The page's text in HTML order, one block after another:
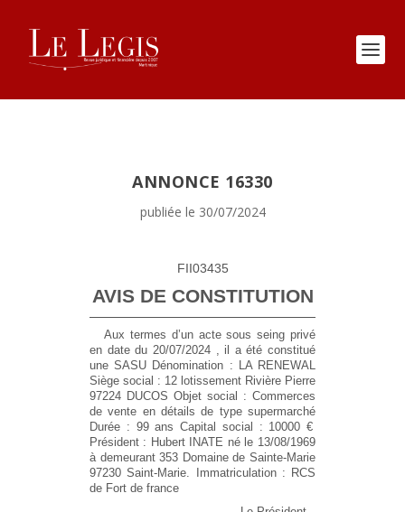
ANNONCE 16330
publiée le 30/07/2024
FII03435
AVIS DE CONSTITUTION
Aux termes d’un acte sous seing privé
en date du 20/07/2024 , il a été constitué
une SASU Dénomination : LA RENEWAL
Siège social : 12 lotissement Rivière Pierre
97224 DUCOS Objet social : Commerces
de vente en détails de type supermarché
Durée : 99 ans Capital social : 10000 €
Président : Hubert INATE né le 13/08/1969
à demeurant 353 Domaine de Sainte-Marie
97230 Saint-Marie. Immatriculation : RCS
de Fort de france